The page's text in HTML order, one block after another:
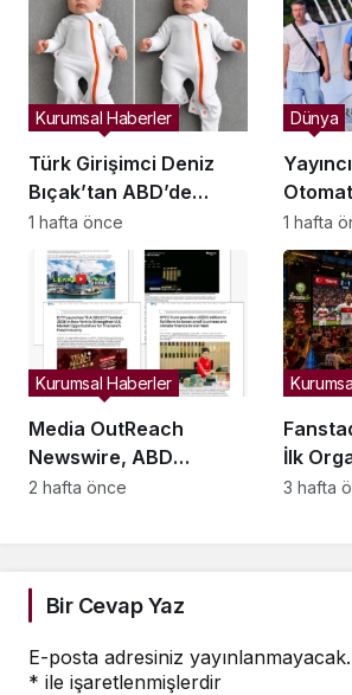
Sahiplerini Buldu
Türk Girişimci Deniz
Bıçak’tan ABD’de
Bebek Güvenli
Uykusuna Yenilikçi
Dokunuş
Kurumsal Haberler
1 hafta önce
Dünya
1 hafta
Media OutReach
Newswire, ABD
Dağıtım Ağını ve Yapay
Kurumsal Haberler
2 hafta önce
İlk
Tribün
3 hafta
Bir Cevap Yaz
E-posta adresiniz yayınlanmayacak.
* ile işaretlenmişlerdir